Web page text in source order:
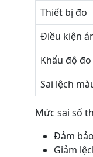
Thiết bị đo
Điều kiện
Khẩu độ đo
Sai lệch
Mức sai số
Đảm
Giảm